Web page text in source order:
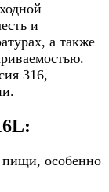
и
а также
316,
пищи, особенно